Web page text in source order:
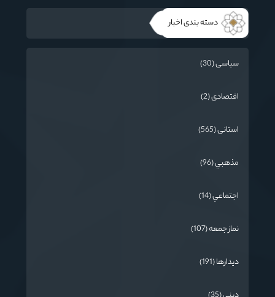
دسته بندی اخبار
سیاسی (30)
اقتصادی (2)
استانی (565)
مذهبي (96)
اجتماعي (14)
نماز جمعه (107)
دیدارها (191)